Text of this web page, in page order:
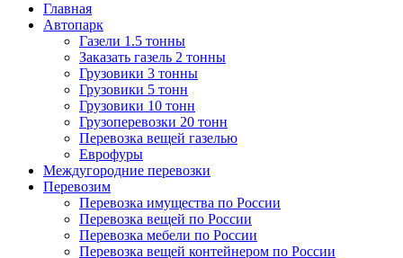
Главная
Автопарк
Газели 1.5 тонны
Заказать газель 2 тонны
Грузовики 3 тонны
Грузовики 5 тонн
Грузовики 10 тонн
Грузоперевозки 20 тонн
Перевозка вещей газелью
Еврофуры
Междугородние перевозки
Перевозим
Перевозка имущества по России
Перевозка вещей по России
Перевозка мебели по России
Перевозка вещей контейнером по России